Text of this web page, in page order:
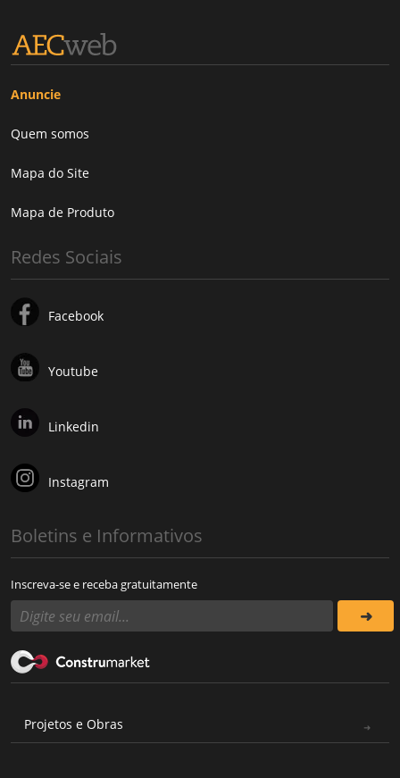
Anuncie
Quem somos
Mapa do Site
Mapa de Produto
Redes Sociais
Facebook
Youtube
Linkedin
Instagram
Boletins e Informativos
Inscreva-se e receba gratuitamente
Projetos e Obras